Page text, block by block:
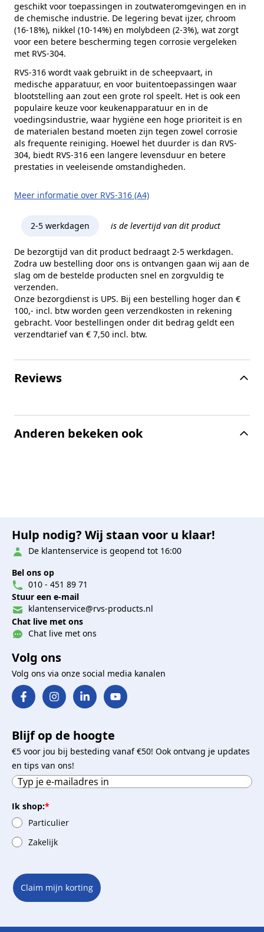
geschikt voor toepassingen in zoutwateromgevingen en in
de chemische industrie. De legering bevat ijzer, chroom
(16-18%), nikkel (10-14%) en molybdeen (2-3%), wat zorgt
voor een betere bescherming tegen corrosie vergeleken
met RVS-304.
RVS-316 wordt vaak gebruikt in de scheepvaart, in
medische apparatuur, en voor buitentoepassingen waar
blootstelling aan zout een grote rol speelt. Het is ook een
populaire keuze voor keukenapparatuur en in de
voedingsindustrie, waar hygiëne een hoge prioriteit is en
de materialen bestand moeten zijn tegen zowel corrosie
als frequente reiniging. Hoewel het duurder is dan RVS-
304, biedt RVS-316 een langere levensduur en betere
prestaties in veeleisende omstandigheden.
Meer informatie over RVS-316 (A4)
2-5 werkdagen is de levertijd van dit product
De bezorgtijd van dit product bedraagt 2-5 werkdagen.
Zodra uw bestelling door ons is ontvangen gaan wij aan de
slag om de bestelde producten snel en zorgvuldig te
verzenden.
Onze bezorgdienst is UPS. Bij een bestelling hoger dan €
100,- incl. btw worden geen verzendkosten in rekening
gebracht. Voor bestellingen onder dit bedrag geldt een
verzendtarief van € 7,50 incl. btw.
Reviews
Anderen bekeken ook
Hulp nodig? Wij staan voor u klaar!
De klantenservice is geopend tot 16:00
Bel ons op
010 - 451 89 71
Stuur een e-mail
klantenservice@rvs-products.nl
Chat live met ons
Chat live met ons
Volg ons
Volg ons via onze social media kanalen
Blijf op de hoogte
€5 voor jou bij besteding vanaf €50! Ook ontvang je updates
en tips van ons!
Ik shop:*
Particulier
Zakelijk
Claim mijn korting